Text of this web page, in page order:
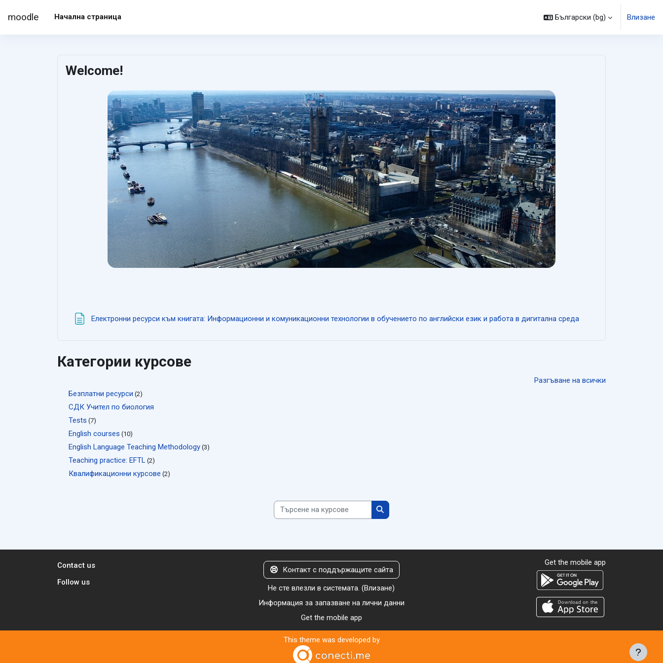
moodle Начална страница Български ‎(bg)‎ Влизане
Welcome!
Електронни ресурси към книгата: Информационни и комуникационни технологии в обучението по английски език и работа в дигитална средаСтраница
Категории курсове
Разгъване на всички
Безплатни ресурси (2)
СДК Учител по биология
Tests (7)
English courses (10)
English Language Teaching Methodology(3)
Teaching practice: EFTL(2)
Квалификационни курсове (2)
Търсене на курсове
Търсене на курсове
Contact us
Follow us
Контакт с поддържащите сайта
Не сте влезли в системата. (Влизане)
Информация за запазване на лични данни
Get the mobile app
Get the mobile app
This theme was developed by